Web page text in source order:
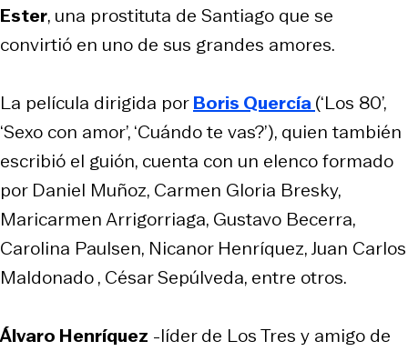
Ester, una prostituta de Santiago que se
convirtió en uno de sus grandes amores.
La película dirigida porBoris Quercía(‘Los 80’,
‘Sexo con amor’, ‘Cuándo te vas?’), quien también
escribió el guión, cuenta con un elenco formado
por Daniel Muñoz, Carmen Gloria Bresky,
Maricarmen Arrigorriaga, Gustavo Becerra,
Carolina Paulsen, Nicanor Henríquez, Juan Carlos
Maldonado , César Sepúlveda, entre otros.
Álvaro Henríquez -líder de Los Tres y amigo de